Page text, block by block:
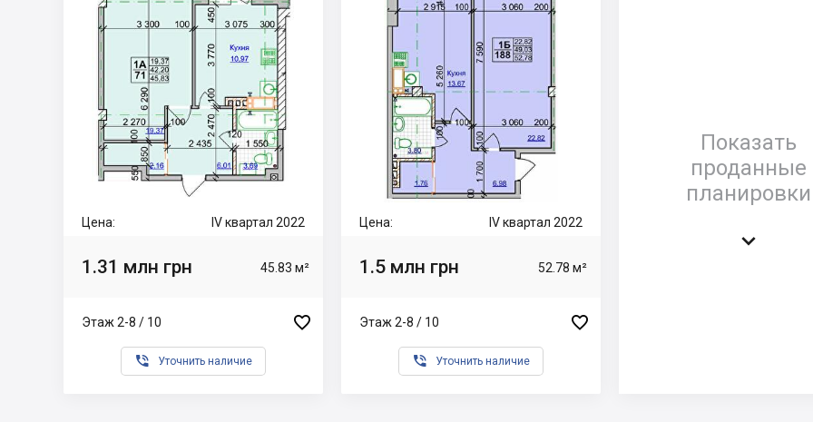
Цена: IV квартал 2022
1.31 млн грн 45.83 м²
Этаж 2-8 / 10 
 Уточнить наличие
Цена: IV квартал 2022
1.5 млн грн 52.78 м²
Этаж 2-8 / 10 
 Уточнить наличие
Показать
проданные
планировки
